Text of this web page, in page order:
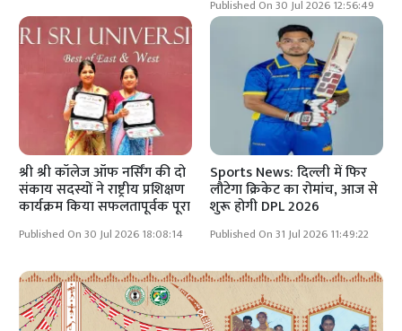
Published On 30 Jul 2026 12:56:49
श्री श्री कॉलेज ऑफ नर्सिंग की दो
संकाय सदस्यों ने राष्ट्रीय प्रशिक्षण
कार्यक्रम किया सफलतापूर्वक पूरा
Published On 30 Jul 2026 18:08:14
Sports News: दिल्ली में फिर
लौटेगा क्रिकेट का रोमांच, आज से
शुरू होगी DPL 2026
Published On 31 Jul 2026 11:49:22